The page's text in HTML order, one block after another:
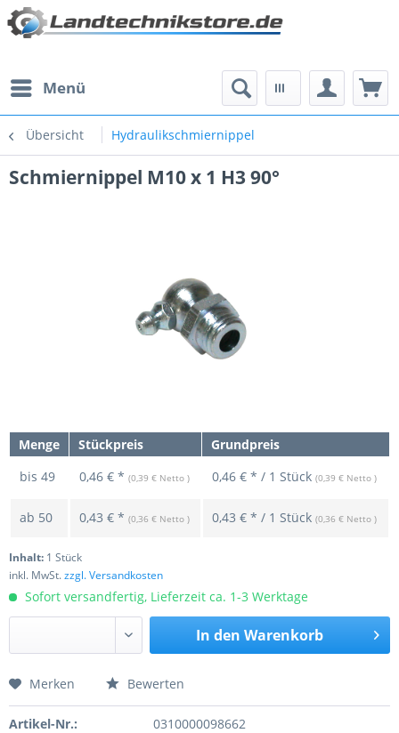
Menü
Übersicht Hydraulikschmiernippel
Schmiernippel M10 x 1 H3 90°
Menge Stückpreis
Grundpreis
bis 49 0,46 € * (0,39 € Netto ) 0,46 € * / 1 Stück (0,39 € Netto )
ab 50 0,43 € * (0,36 € Netto ) 0,43 € * / 1 Stück (0,36 € Netto )
Inhalt: 1 Stück
inkl. MwSt.zzgl. Versandkosten
Sofort versandfertig, Lieferzeit ca. 1-3 Werktage
In den Warenkorb
Preis anfragen
Merken Bewerten
Artikel-Nr.: 0310000098662